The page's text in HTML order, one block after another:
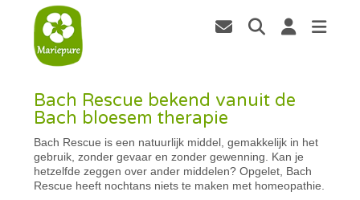
Bach Rescue bekend vanuit de
Bach bloesem therapie
Bach Rescue is een natuurlijk middel, gemakkelijk in het
gebruik, zonder gevaar en zonder gewenning. Kan je
hetzelfde zeggen over ander middelen? Opgelet, Bach
Rescue heeft nochtans niets te maken met homeopathie.